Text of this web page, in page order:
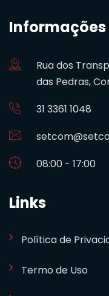
Rua dos
das Pedras,
31 3361 1048
08:00 - 17:00
Links
Política de
Termo de Uso